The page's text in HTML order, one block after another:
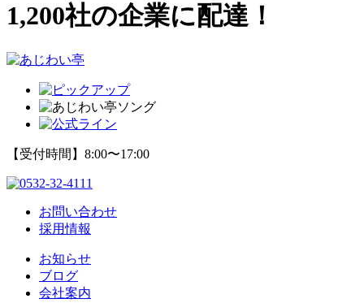
1,200社の企業に配達！
【受付時間】8:00〜17:00
お問い合わせ
採用情報
お知らせ
ブログ
会社案内